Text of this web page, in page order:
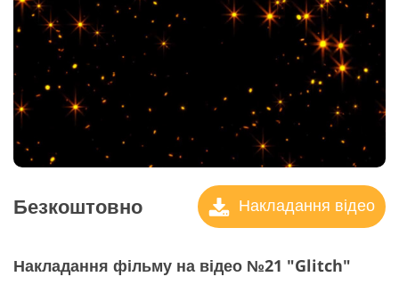
Безкоштовно Накладання відео
Накладання фільму на відео №21 "Glitch"